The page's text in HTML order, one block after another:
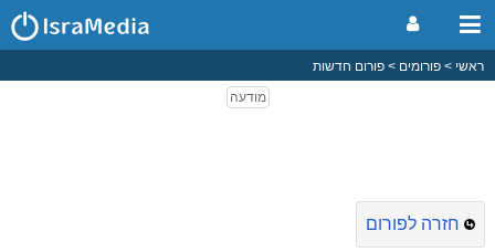
ראשי פורומים פורום חדשות
חזרה לפורום